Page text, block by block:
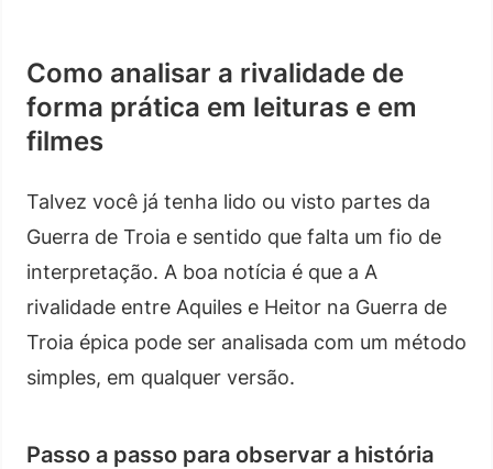
Como analisar a rivalidade de
forma prática em leituras e em
filmes
Talvez você já tenha lido ou visto partes da
Guerra de Troia e sentido que falta um fio de
interpretação. A boa notícia é que a A
rivalidade entre Aquiles e Heitor na Guerra de
Troia épica pode ser analisada com um método
simples, em qualquer versão.
Passo a passo para observar a história